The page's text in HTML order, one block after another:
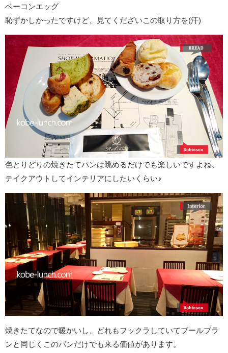
ベーコンエッグ
恥ずかしかったですけど、見てくだざいこの取り方を(汗)
色とりどりの焼きたてパンは眺めるだけでも楽しいですよね。
テイクアウトしてインテリアにしたいくらい♪
焼きたてなので暖かいし、どれもフックラしていてブールブラ
ンと同じくこのパンだけでも来る価値があります。